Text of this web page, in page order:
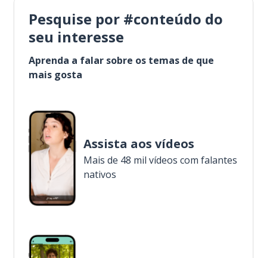
Pesquise por #conteúdo do
seu interesse
Aprenda a falar sobre os temas de que
mais gosta
Assista aos vídeos
Mais de 48 mil vídeos com falantes
nativos